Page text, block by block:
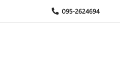
095-2624694